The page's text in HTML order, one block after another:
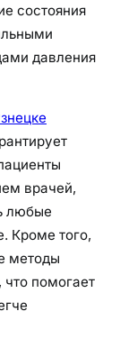
состояния
давления
врачей,
любые
Кроме того,
методы
помогает